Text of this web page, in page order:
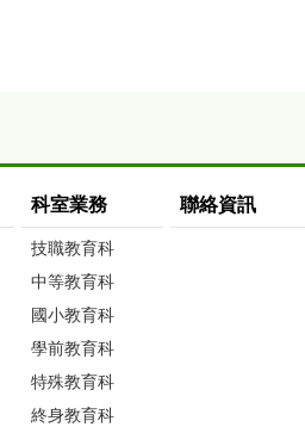
科室業務
技職教育科
中等教育科
國小教育科
學前教育科
特殊教育科
終身教育科
聯絡資訊